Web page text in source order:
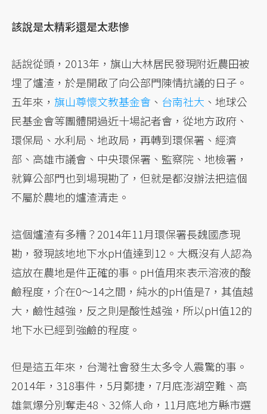
該說是太精彩還是太悲慘
話說從頭，2013年，旗山大林居民發現附近農田被
埋了爐渣，於是開啟了向公部門陳情抗議的日子。
五年來，旗山尊懷文教基金會 、 台南社大 、地球公
民基金會等團體開過近十場記者會，從地方政府、
環保局、水利局、地政局，再轉到環保署、經濟
部、高雄市議會、中央環保署、監察院、地檢署，
就算公部門也到場現勘了，但就是都沒辦法把這個
不屬於農地的爐渣清走。
這個爐渣有多糟？2014年11月環保署長魏國彥現
勘，發現該地地下水pH值達到12。大概沒有人認為
這放在農地是件正確的事。pH值用來表示溶液的酸
鹼程度，介在0～14之間，純水的pH值是7，其值越
大，鹼性越強，反之則是酸性越強，所以pH值12的
地下水已經到強鹼的程度。
但是這五年來，台灣社會發生太多令人震驚的事。
2014年，318事件，5月鄭捷，7月底澎湖空難、高
雄氣爆分別奪走48、32條人命，11月底地方縣市選